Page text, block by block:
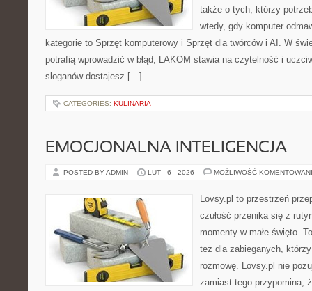
także o tych, którzy
wtedy, gdy komputer
kategorie to Sprzęt komputerowy i Sprzęt dla twórców i AI. W
potrafią wprowadzić w błąd, LAKOM stawia na czytelność i
sloganów dostajesz […]
CATEGORIES: KULINARIA
EMOCJONALNA INTELIGENCJA
POSTED BY ADMIN LUT - 6 - 2026 MOŻLIWOŚĆ
Lovsy.pl to przestrzeń
czułość przenika się z
momenty w małe święto.
też dla zabieganych,
rozmowę. Lovsy.pl nie
zamiast tego przypomina,